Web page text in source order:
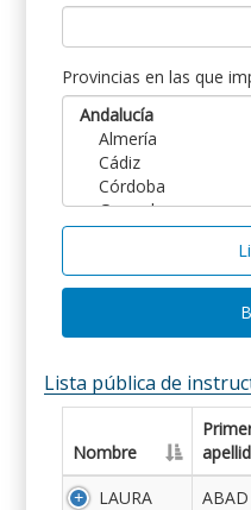
Provincias en las que
Lista pública de
Nombre
LAURA
ABAD